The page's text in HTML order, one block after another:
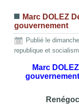
Marc DOLEZ
gouvernement
Publié le
republique et
Marc